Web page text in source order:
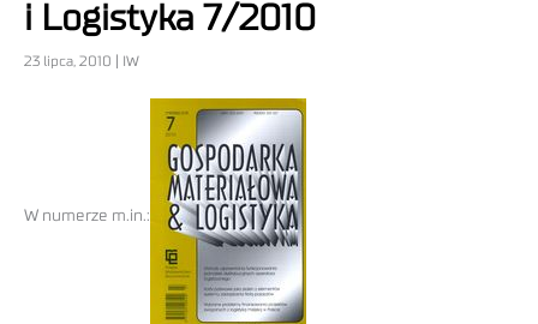
i Logistyka 7/2010
23 lipca, 2010 | IW
W numerze m.in.: